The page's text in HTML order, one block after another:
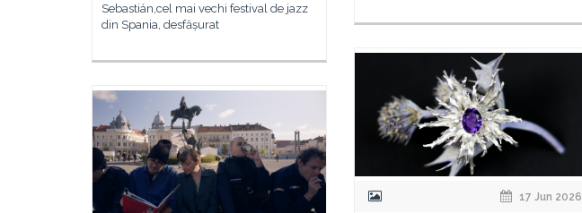
Sebastián,cel mai vechi festival de jazz
din Spania, desfășurat
17 Jun 2026